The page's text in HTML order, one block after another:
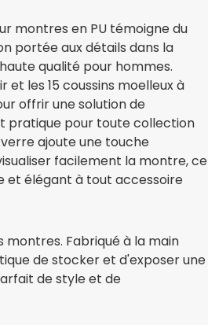
montres en PU témoigne du
portée aux détails dans la
qualité pour hommes.
et les 15 coussins moelleux à
offrir une solution de
pratique pour toute collection
ajoute une touche
facilement la montre, ce
et élégant à tout accessoire
Fabriqué à la main
de stocker et d'exposer une
de style et de